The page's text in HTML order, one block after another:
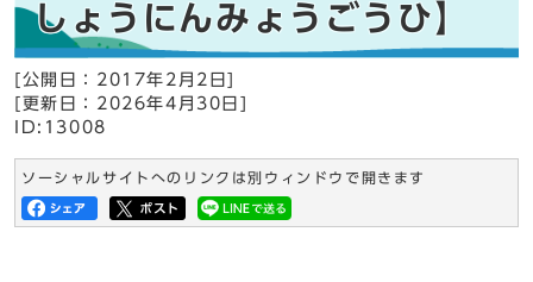
しょうにんみょうごうひ】
[公開日： 2017年2月2日
[更新日： 2026年4月30日
ID:13008
ソーシャルサイトへのリンクは別ウィンドウで開きます